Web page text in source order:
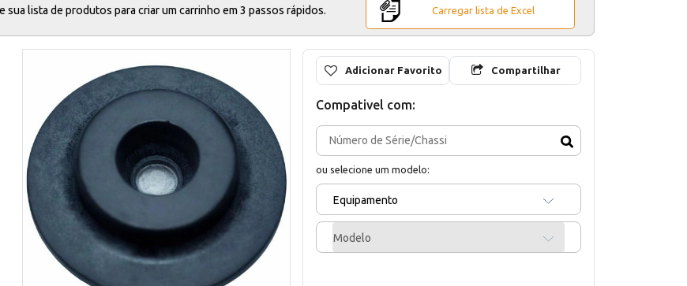
sua lista de produtos para criar um carrinho em 3 passos rápidos. Carregar lista de Excel
Adicionar Favorito Compartilhar
Compativel com:
ou selecione um modelo:
Equipamento
Modelo